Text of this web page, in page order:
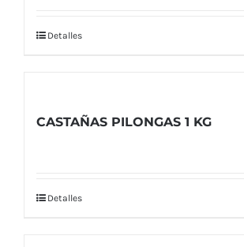
Detalles
CASTAÑAS PILONGAS 1 KG
Detalles